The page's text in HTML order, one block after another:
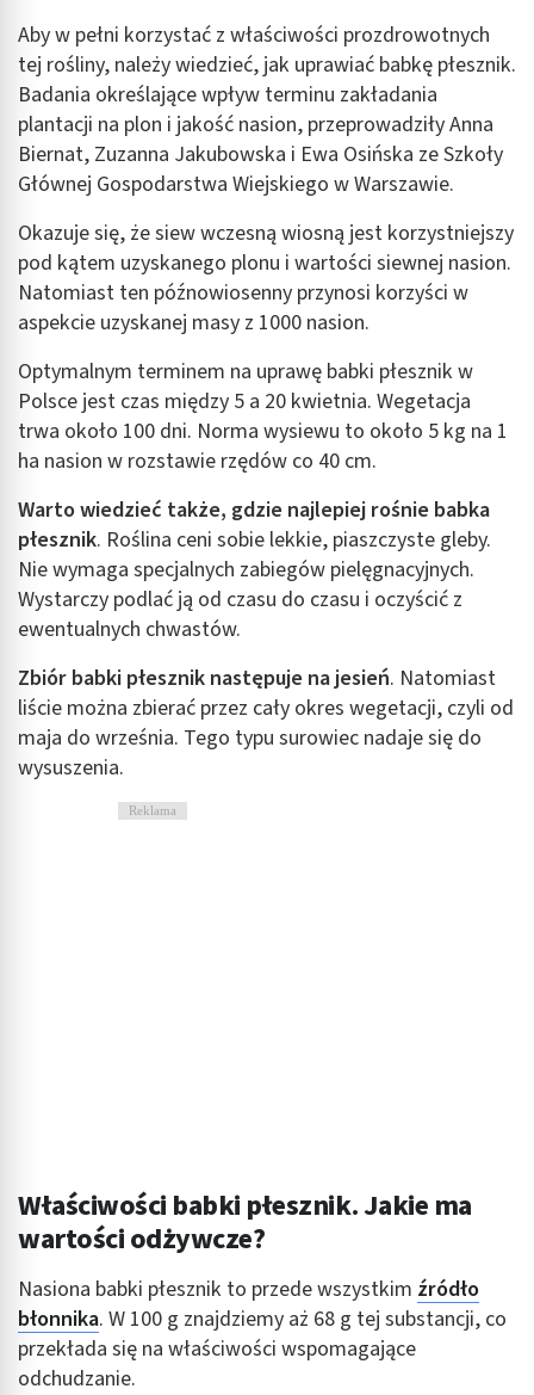
Aby w pełni korzystać z właściwości prozdrowotnych
tej rośliny, należy wiedzieć, jak uprawiać babkę płesznik.
Badania określające wpływ terminu zakładania
plantacji na plon i jakość nasion, przeprowadziły Anna
Biernat, Zuzanna Jakubowska i Ewa Osińska ze Szkoły
Głównej Gospodarstwa Wiejskiego w Warszawie.
Okazuje się, że siew wczesną wiosną jest korzystniejszy
pod kątem uzyskanego plonu i wartości siewnej nasion.
Natomiast ten późnowiosenny przynosi korzyści w
aspekcie uzyskanej masy z 1000 nasion.
Optymalnym terminem na uprawę babki płesznik w
Polsce jest czas między 5 a 20 kwietnia. Wegetacja
trwa około 100 dni. Norma wysiewu to około 5 kg na 1
ha nasion w rozstawie rzędów co 40 cm.
Warto wiedzieć także, gdzie najlepiej rośnie babka
płesznik. Roślina ceni sobie lekkie, piaszczyste gleby.
Nie wymaga specjalnych zabiegów pielęgnacyjnych.
Wystarczy podlać ją od czasu do czasu i oczyścić z
ewentualnych chwastów.
Zbiór babki płesznik następuje na jesień. Natomiast
liście można zbierać przez cały okres wegetacji, czyli od
maja do września. Tego typu surowiec nadaje się do
wysuszenia.
Reklama
Właściwości babki płesznik. Jakie ma
wartości odżywcze?
Nasiona babki płesznik to przede wszystkim źródło
błonnika. W 100 g znajdziemy aż 68 g tej substancji, co
przekłada się na właściwości wspomagające
odchudzanie.